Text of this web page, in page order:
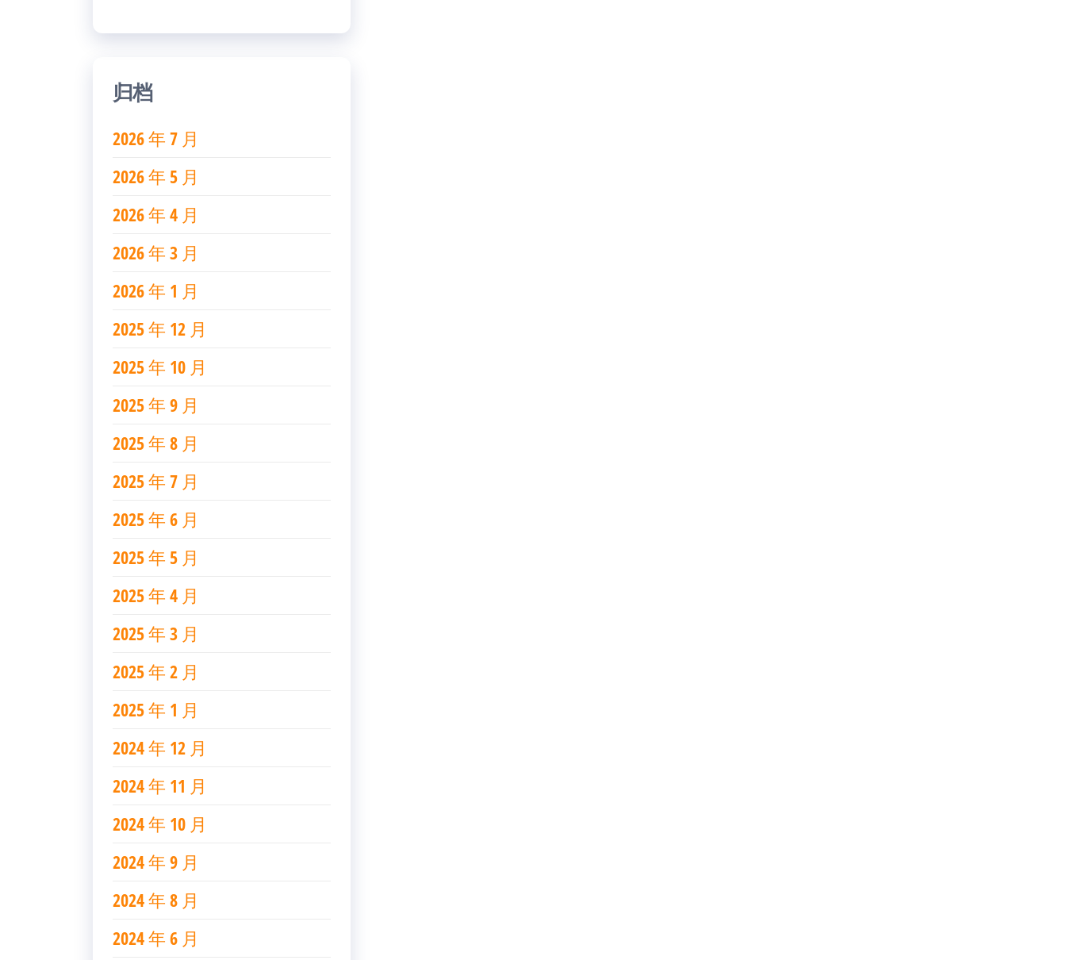
归档
2026 年 7 月
2026 年 5 月
2026 年 4 月
2026 年 3 月
2026 年 1 月
2025 年 12 月
2025 年 10 月
2025 年 9 月
2025 年 8 月
2025 年 7 月
2025 年 6 月
2025 年 5 月
2025 年 4 月
2025 年 3 月
2025 年 2 月
2025 年 1 月
2024 年 12 月
2024 年 11 月
2024 年 10 月
2024 年 9 月
2024 年 8 月
2024 年 6 月